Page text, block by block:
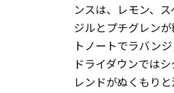
ンスは、レモン、
ジルとプチグレン
トノートでラバン
ドライダウンでは
レンドがぬくもりと